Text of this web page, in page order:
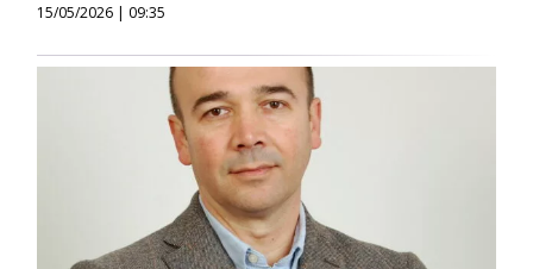
15/05/2026 | 09:35